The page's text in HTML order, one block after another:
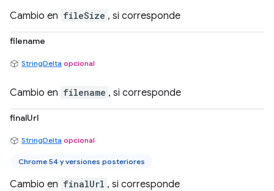
Cambio en fileSize , si corresponde
filename
StringDelta opcional
Cambio en filename , si corresponde
finalUrl
StringDelta opcional
Chrome 54 y versiones posteriores
Cambio en finalUrl , si corresponde